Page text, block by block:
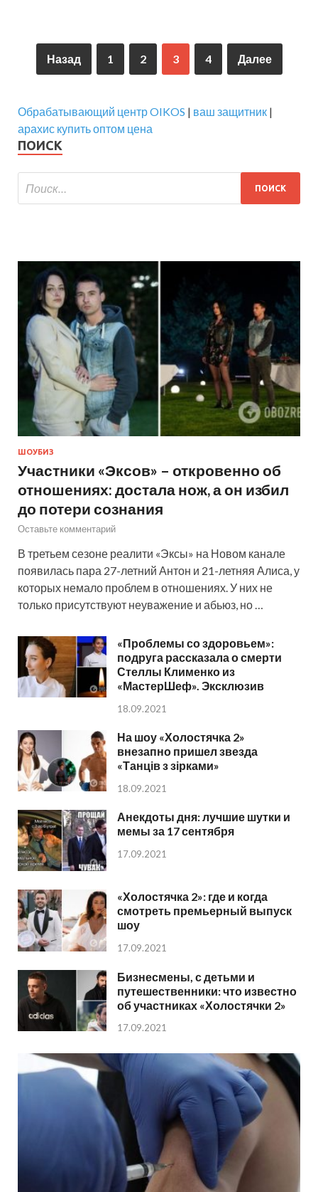
Назад 1 2 3 4 Далее
Обрабатывающий центр OIKOS | ваш защитник |
арахис купить оптом цена
ПОИСК
ШОУБИЗ
Участники «Эксов» – откровенно об
отношениях: достала нож, а он избил
до потери сознания
Оставьте комментарий
В третьем сезоне реалити «Эксы» на Новом канале
появилась пара 27-летний Антон и 21-летняя Алиса, у
которых немало проблем в отношениях. У них не
только присутствуют неуважение и абьюз, но …
«Проблемы со здоровьем»:
подруга рассказала о смерти
Стеллы Клименко из
«МастерШеф». Эксклюзив
18.09.2021
На шоу «Холостячка 2»
внезапно пришел звезда
«Танців з зірками»
18.09.2021
Анекдоты дня: лучшие шутки и
мемы за 17 сентября
17.09.2021
«Холостячка 2»: где и когда
смотреть премьерный выпуск
шоу
17.09.2021
Бизнесмены, с детьми и
путешественники: что известно
об участниках «Холостячки 2»
17.09.2021